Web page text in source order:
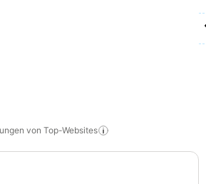
von Top-Websites